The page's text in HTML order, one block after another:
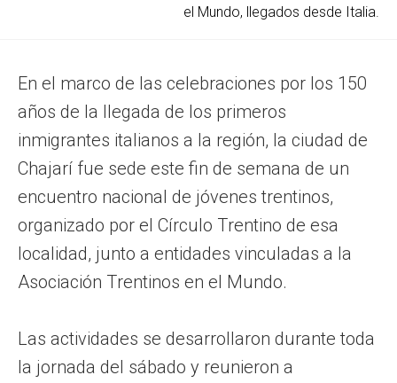
el Mundo, llegados desde Italia.
En el marco de las celebraciones por los 150
años de la llegada de los primeros
inmigrantes italianos a la región, la ciudad de
Chajarí fue sede este fin de semana de un
encuentro nacional de jóvenes trentinos,
organizado por el Círculo Trentino de esa
localidad, junto a entidades vinculadas a la
Asociación Trentinos en el Mundo.
Las actividades se desarrollaron durante toda
la jornada del sábado y reunieron a